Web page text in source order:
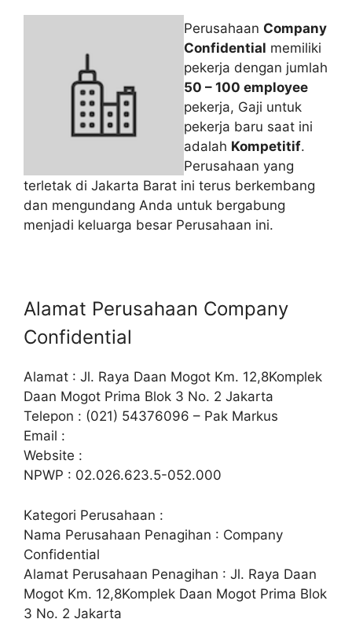
Perusahaan Company
Confidential memiliki
pekerja dengan jumlah
50 – 100 employee
pekerja, Gaji untuk
pekerja baru saat ini
adalah Kompetitif.
Perusahaan yang
terletak di Jakarta Barat ini terus berkembang
dan mengundang Anda untuk bergabung
menjadi keluarga besar Perusahaan ini.
Alamat Perusahaan Company
Confidential
Alamat : Jl. Raya Daan Mogot Km. 12,8Komplek
Daan Mogot Prima Blok 3 No. 2 Jakarta
Telepon : (021) 54376096 – Pak Markus
Email :
Website :
NPWP : 02.026.623.5-052.000
Kategori Perusahaan :
Nama Perusahaan Penagihan : Company
Confidential
Alamat Perusahaan Penagihan : Jl. Raya Daan
Mogot Km. 12,8Komplek Daan Mogot Prima Blok
3 No. 2 Jakarta